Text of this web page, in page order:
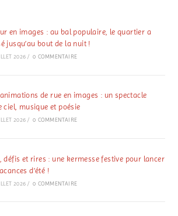
en images : au bal populaire, le quartier a
jusqu’au bout de la nuit !
2026 / 0 COMMENTAIRE
de rue en images : un spectacle
ciel, musique et poésie
2026 / 0 COMMENTAIRE
défis et rires : une kermesse festive pour lancer
d’été !
2026 / 0 COMMENTAIRE